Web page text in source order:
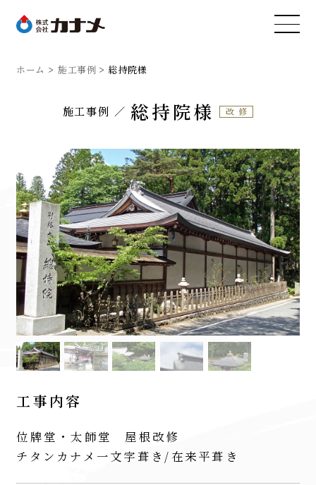
ホーム 施工事例 総持院様
施工事例 総持院様 改修
工事内容
位牌堂・太師堂 屋根改修
チタンカナメ一文字葺き/在来平葺き